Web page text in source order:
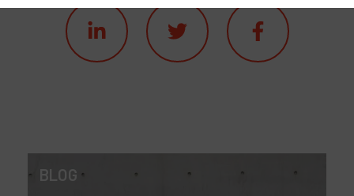
BLOG